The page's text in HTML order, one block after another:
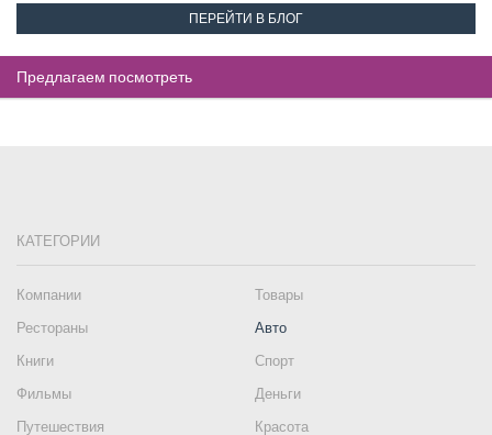
ПЕРЕЙТИ В БЛОГ
Предлагаем посмотреть
КАТЕГОРИИ
Компании
Товары
Рестораны
Авто
Книги
Спорт
Фильмы
Деньги
Путешествия
Красота